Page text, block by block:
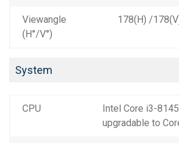
Viewangle
(H°/V°)
178(H) /
System
CPU
Intel Core i3-
upgradable to